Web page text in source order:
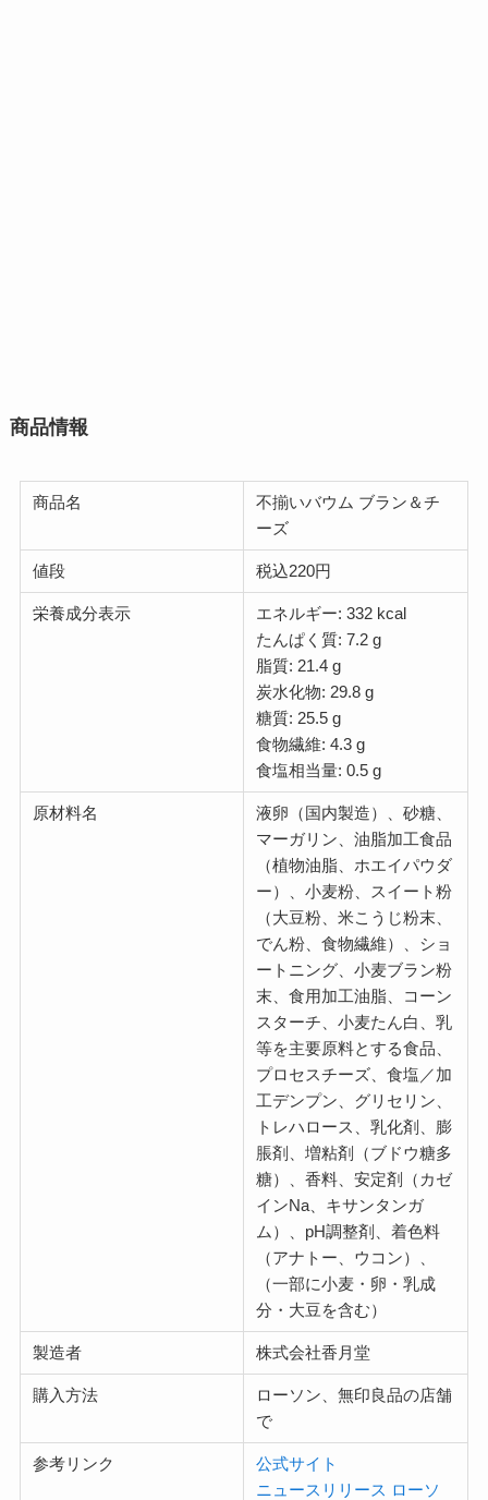
商品情報
商品名
不揃いバウム ブラン＆チ
ーズ
値段 税込220円
栄養成分表示
エネルギー: 332 kcal
たんぱく質: 7.2 g
脂質: 21.4 g
炭水化物: 29.8 g
糖質: 25.5 g
食物繊維: 4.3 g
食塩相当量: 0.5 g
原材料名
液卵（国内製造）、砂糖、
マーガリン、油脂加工食品
（植物油脂、ホエイパウダ
ー）、小麦粉、スイート粉
（大豆粉、米こうじ粉末、
でん粉、食物繊維）、ショ
ートニング、小麦ブラン粉
末、食用加工油脂、コーン
スターチ、小麦たん白、乳
等を主要原料とする食品、
プロセスチーズ、食塩／加
工デンプン、グリセリン、
トレハロース、乳化剤、膨
脹剤、増粘剤（ブドウ糖多
糖）、香料、安定剤（カゼ
インNa、キサンタンガ
ム）、pH調整剤、着色料
（アナトー、ウコン）、
（一部に小麦・卵・乳成
分・大豆を含む）
製造者 株式会社香月堂
購入方法
ローソン、無印良品の店舗
で
参考リンク
公式サイト
ニュースリリース ローソ